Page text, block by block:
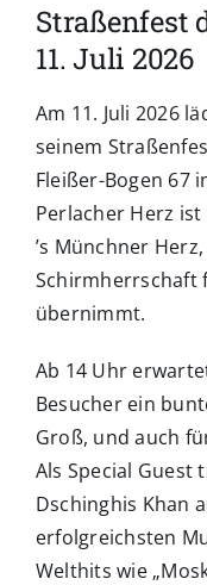
Straßenfest
11. Juli 2026
Am 11. Juli 2026
seinem
Fleißer-Bogen 67
Perlacher Herz
’s Münchner
Schirmherrschaft
übernimmt.
Ab 14 Uhr
Besucher ein
Groß, und auch
Als Special Guest
Dschinghis Khan
erfolgreichsten
Welthits wie